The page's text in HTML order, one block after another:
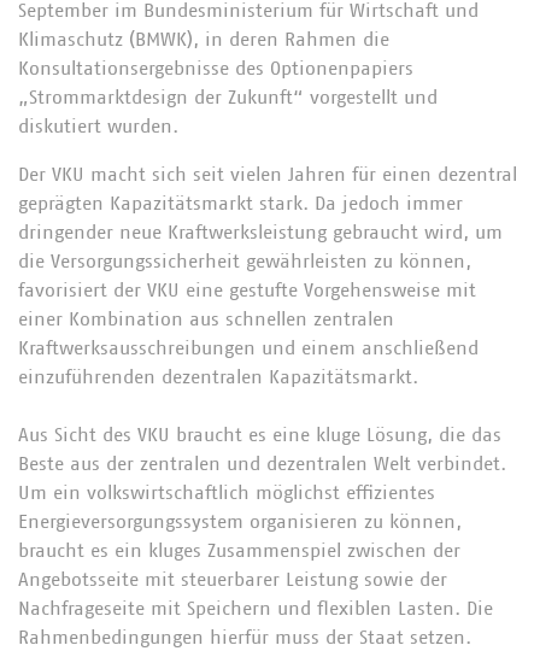
September im Bundesministerium für Wirtschaft und
Klimaschutz (BMWK), in deren Rahmen die
Konsultationsergebnisse des Optionenpapiers
„Strommarktdesign der Zukunft“ vorgestellt und
diskutiert wurden.
Der VKU macht sich seit vielen Jahren für einen dezentral
geprägten Kapazitätsmarkt stark. Da jedoch immer
dringender neue Kraftwerksleistung gebraucht wird, um
die Versorgungssicherheit gewährleisten zu können,
favorisiert der VKU eine gestufte Vorgehensweise mit
einer Kombination aus schnellen zentralen
Kraftwerksausschreibungen und einem anschließend
einzuführenden dezentralen Kapazitätsmarkt.
Aus Sicht des VKU braucht es eine kluge Lösung, die das
Beste aus der zentralen und dezentralen Welt verbindet.
Um ein volkswirtschaftlich möglichst effizientes
Energieversorgungssystem organisieren zu können,
braucht es ein kluges Zusammenspiel zwischen der
Angebotsseite mit steuerbarer Leistung sowie der
Nachfrageseite mit Speichern und flexiblen Lasten. Die
Rahmenbedingungen hierfür muss der Staat setzen.